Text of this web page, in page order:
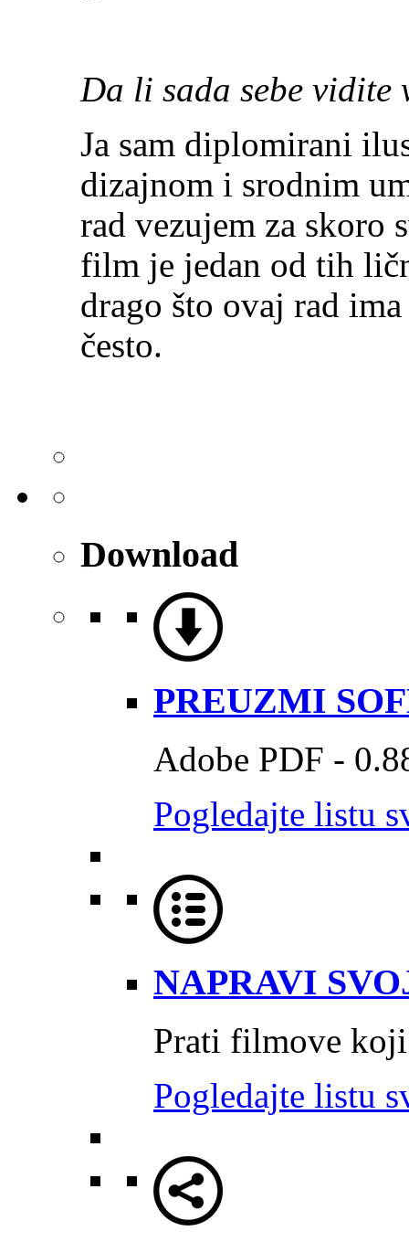
Da li sada sebe vidite
Ja sam diplomirani
dizajnom i srodnim
rad vezujem za skoro
film je jedan od tih
drago što ovaj rad
često.
Download
PREUZMI
Adobe PDF -
Pogledajte listu
NAPRAVI
Prati filmove
Pogledajte listu